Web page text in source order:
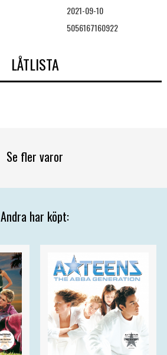
2021-09-10
5056167160922
LÅTLISTA
Se fler varor
Andra har köpt: